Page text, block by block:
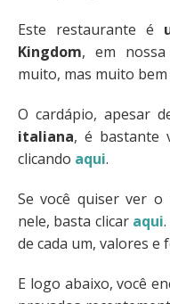
Este restaurante é
Kingdom, em
muito, mas muito bem
O cardápio, apesar
italiana, é bastante
clicando aqui.
Se você quiser ver o
nele, basta clicar aqui
de cada um, valores e
E logo abaixo, você